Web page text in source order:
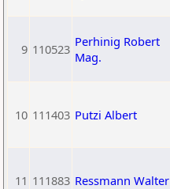
9 110523 Perhinig Robert
Mag.
10 111403 Putzi Albert
11 111883 Ressmann Walter